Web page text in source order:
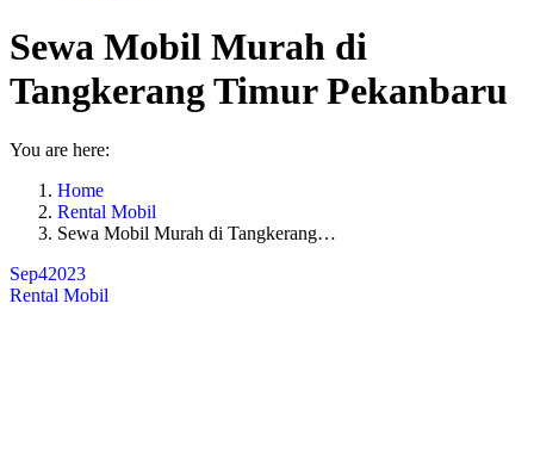
Sewa Mobil Murah di
Tangkerang Timur Pekanbaru
You are here:
Home
Rental Mobil
Sewa Mobil Murah di Tangkerang…
Sep42023
Rental Mobil